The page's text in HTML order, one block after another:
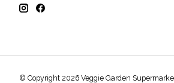
© Copyright 2026 Veggie Garden